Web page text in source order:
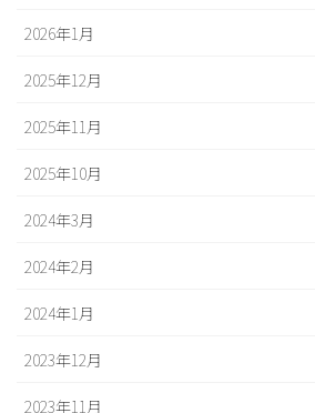
2026年1月
2025年12月
2025年11月
2025年10月
2024年3月
2024年2月
2024年1月
2023年12月
2023年11月